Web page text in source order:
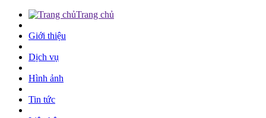
Trang chủ
Giới thiệu
Dịch vụ
Hình ảnh
Tin tức